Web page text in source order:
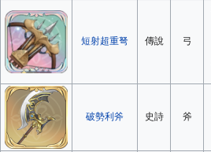
短射超重弩 傳說 弓
破勢利斧 史詩 斧